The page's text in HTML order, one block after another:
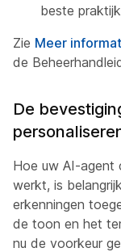
beste
Zie Meer
de
De
Hoe uw AI-agent
werkt, is
erkenningen
de toon en het
nu de voorkeur